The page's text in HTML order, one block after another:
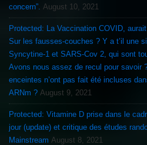
concern”. August 10, 2021
Protected: La Vaccination COVID,
Sur les fausses-couches ? Y a t’il une
Syncytine-1 et SARS-Cov 2, qui sont
Avons nous assez de recul pour savoir
enceintes n’ont pas fait été incluses
ARNm ? August 9, 2021
Protected: Vitamine D prise dans le
jour (update) et critique des études
Mainstream August 8, 2021